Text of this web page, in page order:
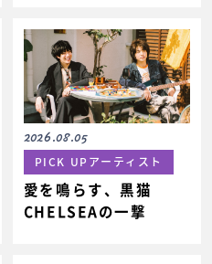
2026.08.05
PICK UPアーティスト
愛を鳴らす、黒猫
CHELSEAの一撃